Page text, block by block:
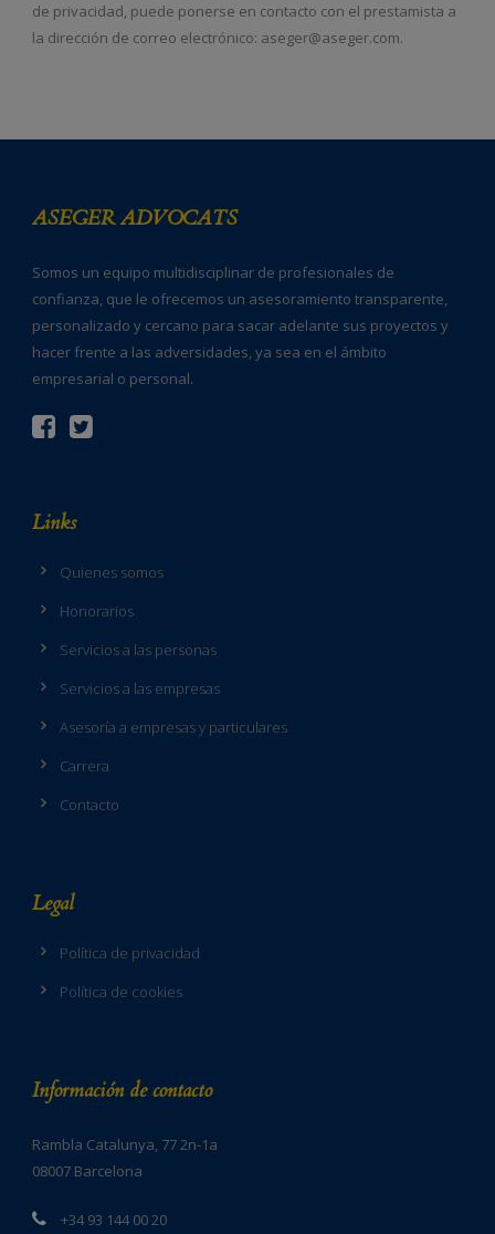
de privacidad, puede ponerse en contacto con el prestamista a
la dirección de correo electrónico: aseger@aseger.com.
ASEGER ADVOCATS
Somos un equipo multidisciplinar de profesionales de
confianza, que le ofrecemos un asesoramiento transparente,
personalizado y cercano para sacar adelante sus proyectos y
hacer frente a las adversidades, ya sea en el ámbito
empresarial o personal.
Links
Quienes somos
Honorarios
Servicios a las personas
Servicios a las empresas
Asesoría a empresas y particulares
Carrera
Contacto
Legal
Política de privacidad
Política de cookies
Información de contacto
Rambla Catalunya, 77 2n-1a
08007 Barcelona
+34 93 144 00 20